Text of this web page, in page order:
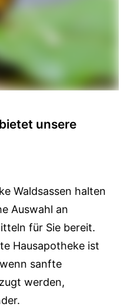
unsere
Waldsassen halten
Auswahl an
für Sie bereit.
Hausapotheke ist
sanfte
werden,